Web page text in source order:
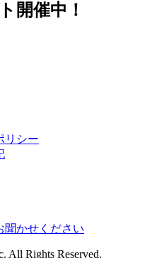
開催中！
リシー
聞かせください
All Rights Reserved.